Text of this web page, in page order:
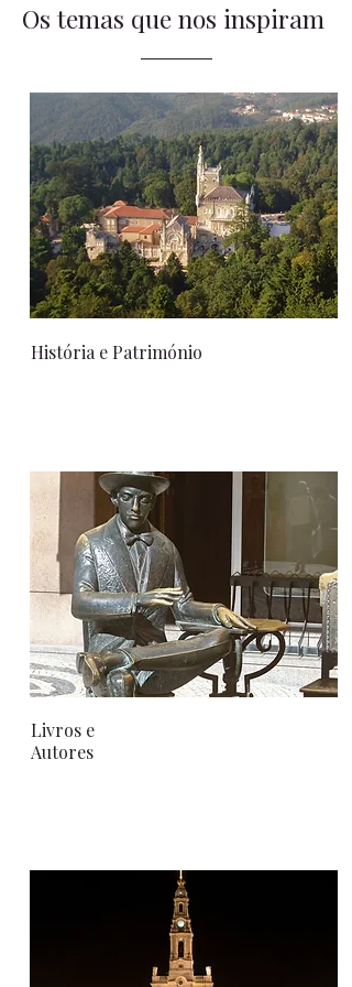
Os temas que nos inspiram
História e Património
Livros e
Autores